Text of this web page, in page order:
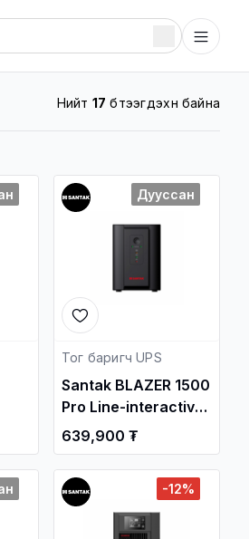
Нийт 17 бүтээгдэхүүн байна
/
Дууссан
Тог баригч UPS
Santak BLAZER 1500
Pro Line-interactive
1500VA/900W UPS /
Тог Баригч
тогтворжуулагч /
639,900 ₮
-12%